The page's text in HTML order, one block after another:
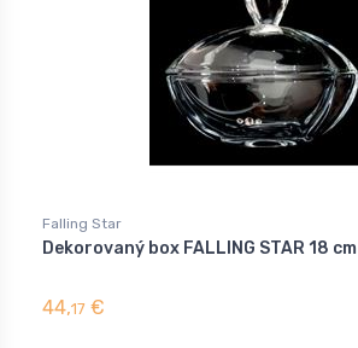
Falling Star
Dekorovaný box FALLING STAR 18 cm
44,17 €